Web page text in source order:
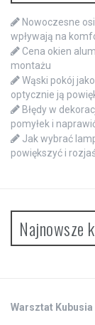
Nowoczesne
wpływają na
Cena okien
montażu
Wąski pokój
optycznie ją
Błędy w
pomyłek i
Jak wybrać
powiększyć i
Najnowsze
Warsztat